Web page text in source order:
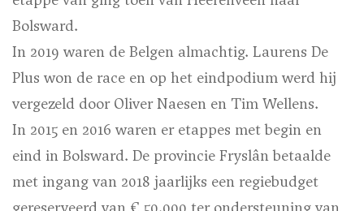
Bolsward.
In 2019 waren de Belgen almachtig. Laurens De
Plus won de race en op het eindpodium werd hij
vergezeld door Oliver Naesen en Tim Wellens.
In 2015 en 2016 waren er etappes met begin en
eind in Bolsward. De provincie Fryslân betaalde
met ingang van 2018 jaarlijks een regiebudget